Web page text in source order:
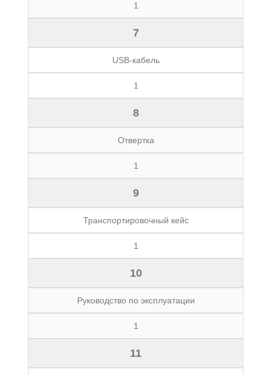
1
7
USB-кабель
1
8
Отвертка
1
9
Транспортировочный кейс
1
10
Руководство по эксплуатации
1
11